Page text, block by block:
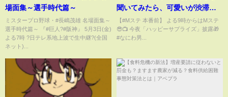
場面集～選手時代篇～
ミスタープロ野球・#長嶋茂雄 名場面集～
選手時代篇～ 『#巨人?#阪神』 5月3日(金)
よる7時 ?日テレ系地上波で生中継?(全国
ネット)...
聞いてみたら、可愛いが渋滞【M
ステ】
【#Mステ 本番前】 よる9時からはMステ
😎📺 今夜「ハッピーサプライズ」披露🎁
#なにわ男...